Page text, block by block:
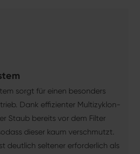
sorgt für einen besonders
Dank effizienter Multizyklon-
Staub bereits vor dem Filter
dieser kaum verschmutzt.
deutlich seltener erforderlich als